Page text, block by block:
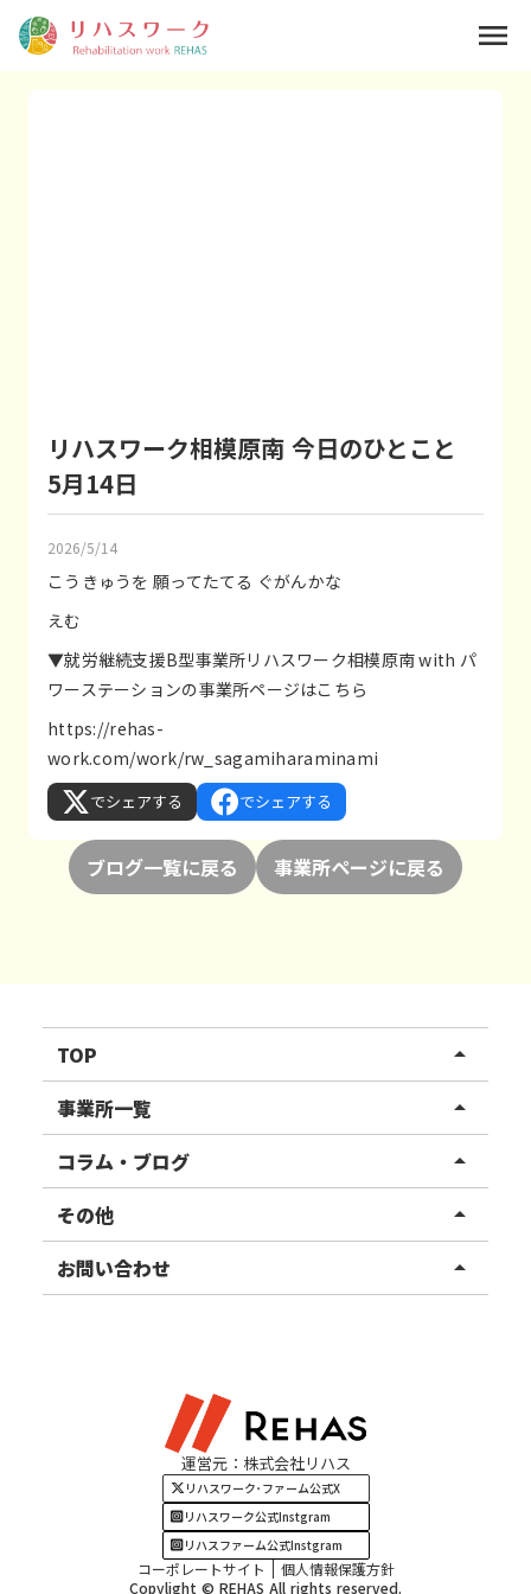
リハスワーク相模原南 今日のひとこと
5月14日
2026/5/14
こうきゅうを 願ってたてる ぐがんかな
えむ
▼就労継続支援B型事業所リハスワーク相模原南 with パ
ワーステーションの事業所ページはこちら
https://rehas-
work.com/work/rw_sagamiharaminami
でシェアする でシェアする
ブログ一覧に戻る 事業所ページに戻る
menu
TOP arrow_drop_up
リハスワーク
リハスファーム
事業所一覧 arrow_drop_up
関東エリア
東北エリア
甲信越エリア
四国・九州エリア
コラム・ブログ arrow_drop_up
事業所ブログ
ご利用者様の声
その他 arrow_drop_up
お知らせ
お問い合わせ arrow_drop_up
運営元：株式会社リハス
リハスワーク･ファーム公式X
リハスワーク公式Instgram
リハスファーム公式Instgram
コーポレートサイト
個人情報保護方針
Copylight © REHAS All rights reserved.